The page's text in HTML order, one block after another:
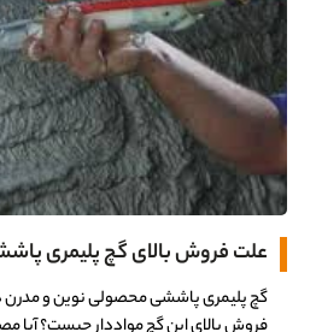
علت فروش بالای گچ پلیمری
گچ پلیمری پاششی محصولی نوین و